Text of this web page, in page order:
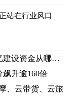
站在行业风口
吉电股份资金短缺仍大规模投建 超百亿建设资金从哪里来？
升逾160倍
、云带货、云旅